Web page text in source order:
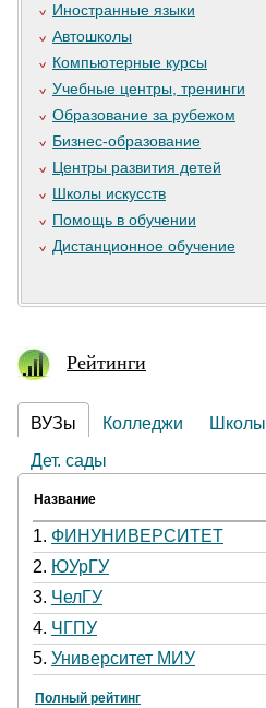
Иностранные языки
Автошколы
Компьютерные курсы
Учебные центры, тренинги
Образование за рубежом
Бизнес-образование
Центры развития детей
Школы искусств
Помощь в обучении
Дистанционное обучение
Рейтинги
ВУЗы Колледжи
Школы
Дет. сады
Название
1. ФИНУНИВЕРСИТЕТ
2. ЮУрГУ
3. ЧелГУ
4. ЧГПУ
5. Университет МИУ
Полный рейтинг